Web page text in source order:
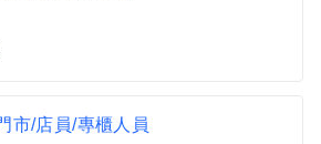
市/店員/專櫃人員